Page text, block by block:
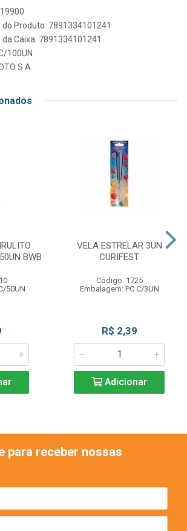
Produto: 7891334101241
Caixa: 7891334101241
100UN
S A
BWB
50UN
VELA ESTRELAR 3UN
CURIFEST
Código: 1725
Embalagem: PC C/3UN
R$ 2,39
Adicionar
para receber nossas